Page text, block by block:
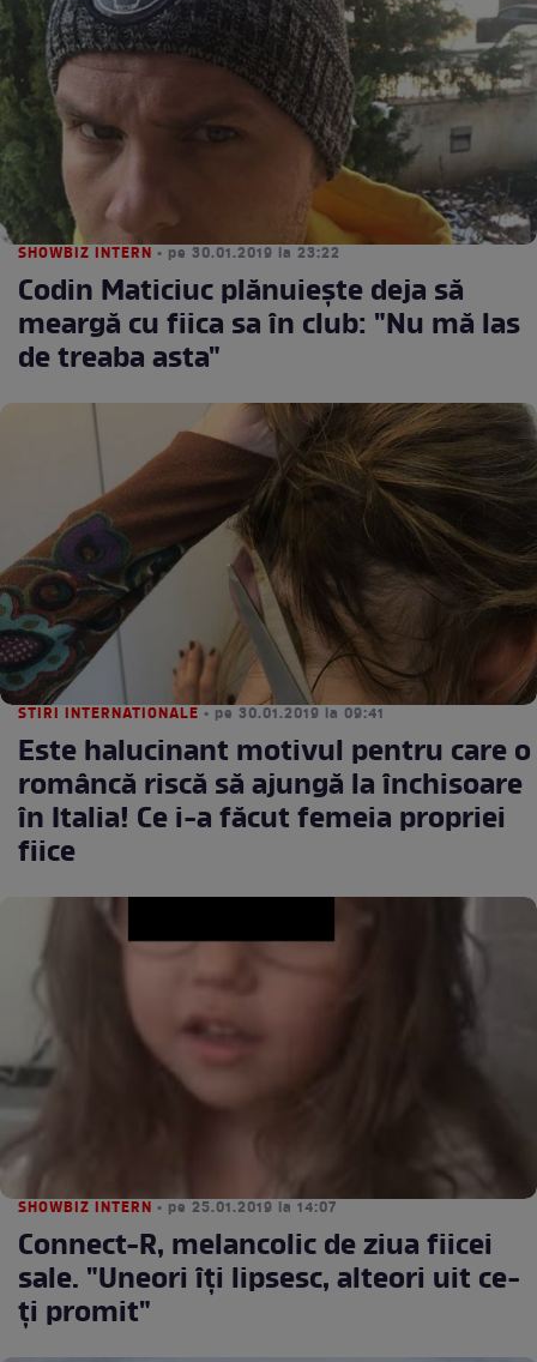
SHOWBIZ INTERN • pe 30.01.2019 la 23:22
Codin Maticiuc plănuiește deja să
meargă cu fiica sa în club: "Nu mă las
de treaba asta"
STIRI INTERNATIONALE • pe 30.01.2019 la 09:41
Este halucinant motivul pentru care o
româncă riscă să ajungă la închisoare
în Italia! Ce i-a făcut femeia propriei
fiice
SHOWBIZ INTERN • pe 25.01.2019 la 14:07
Connect-R, melancolic de ziua fiicei
sale. "Uneori îți lipsesc, alteori uit ce-
ți promit"